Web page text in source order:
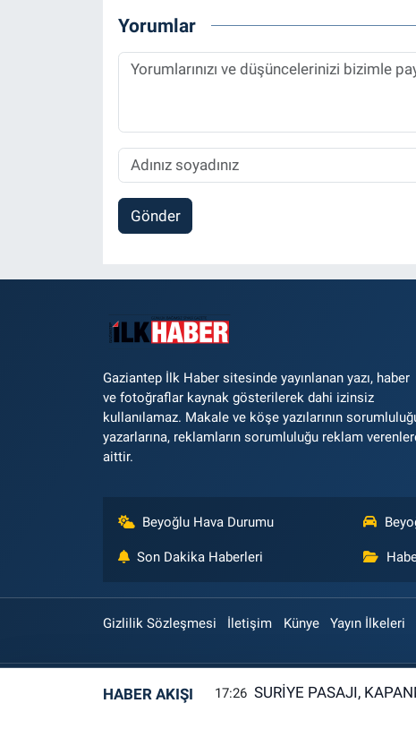
Yorumlar
Gönder
Gaziantep İlk Haber sitesinde yayınlanan yazı, haber
ve fotoğraflar kaynak gösterilerek dahi izinsiz
kullanılamaz. Makale ve köşe yazılarının
yazarlarına, reklamların sorumluluğu reklam
aittir.
Beyoğlu Hava Durumu
Son Dakika Haberleri
Gizlilik Sözleşmesi İletişim Künye Yayın İlkeleri
HABER AKIŞI 17:26 SURİYE PASAJI,